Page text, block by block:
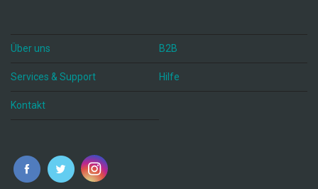
Über uns B2B
Services & Support Hilfe
Kontakt